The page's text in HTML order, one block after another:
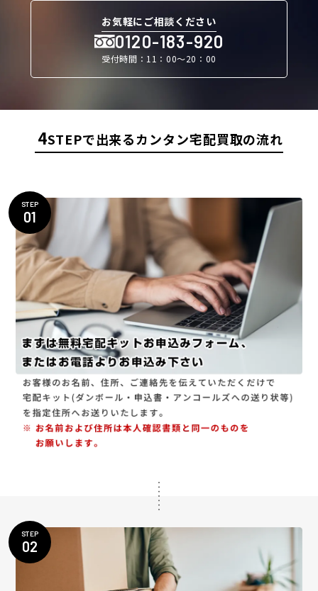
お気軽にご相談ください
0120-183-920
受付時間：11：00〜20：00
4STEPで出来るカンタン宅配買取の流れ
STEP
01
STEP
02